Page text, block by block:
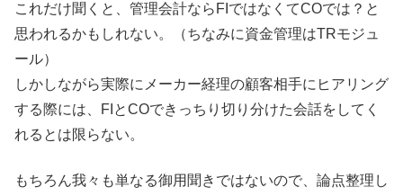
これだけ聞くと、管理会計ならFIではなくてCOでは？と
思われるかもしれない。（ちなみに資金管理はTRモジュ
ール）
しかしながら実際にメーカー経理の顧客相手にヒアリング
する際には、FIとCOできっちり切り分けた会話をしてく
れるとは限らない。
もちろん我々も単なる御用聞きではないので、論点整理し